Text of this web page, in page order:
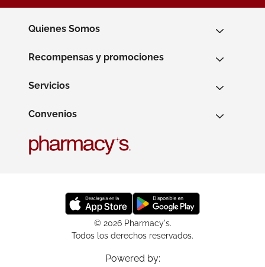
Quienes Somos
Recompensas y promociones
Servicios
Convenios
© 2026 Pharmacy's.
Todos los derechos reservados.
Powered by: